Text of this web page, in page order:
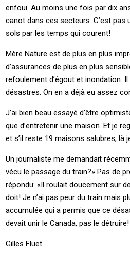
enfoui. Au moins une fois par dix
canot dans ces secteurs. C’est
sols par les temps qui courent!
Mère Nature est de plus en plus
d’assurances de plus en plus
refoulement d’égout et inondation.
désastres. On en a déjà eu assez
J’ai bien beau essayé d’être
que d’entretenir une maison. Et je
et s’il reste 19 maisons salubres, là
Un journaliste me demandait
vécu le passage du train?» Pas de
répondu: «Il roulait doucement sur
doit! Je n’ai pas peur du train mais
accumulée qui a permis que ce
devait unir le Canada, pas le détruire!
Gilles Fluet